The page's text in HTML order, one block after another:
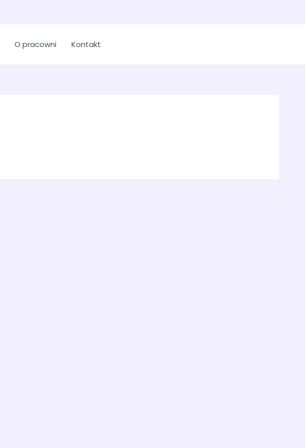
O pracowni Kontakt